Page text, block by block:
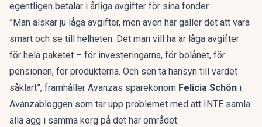
egentligen betalar i årliga avgifter för sina fonder.
”Man älskar ju låga avgifter, men även här gäller det att vara
smart och se till helheten. Det man vill ha är låga avgifter
för hela paketet – för investeringarna, för bolånet, för
pensionen, för produkterna. Och sen ta hänsyn till värdet
såklart”, framhåller Avanzas sparekonom Felicia Schön i
Avanzabloggen som tar upp problemet med att INTE samla
alla ägg i samma korg på det här området.